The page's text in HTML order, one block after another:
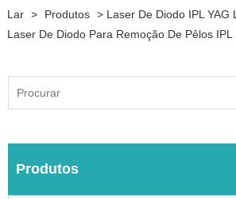
Lar > Produtos > Laser De Diodo IPL YAG
Laser De Diodo Para Remoção De Pêlos IPL
Produtos